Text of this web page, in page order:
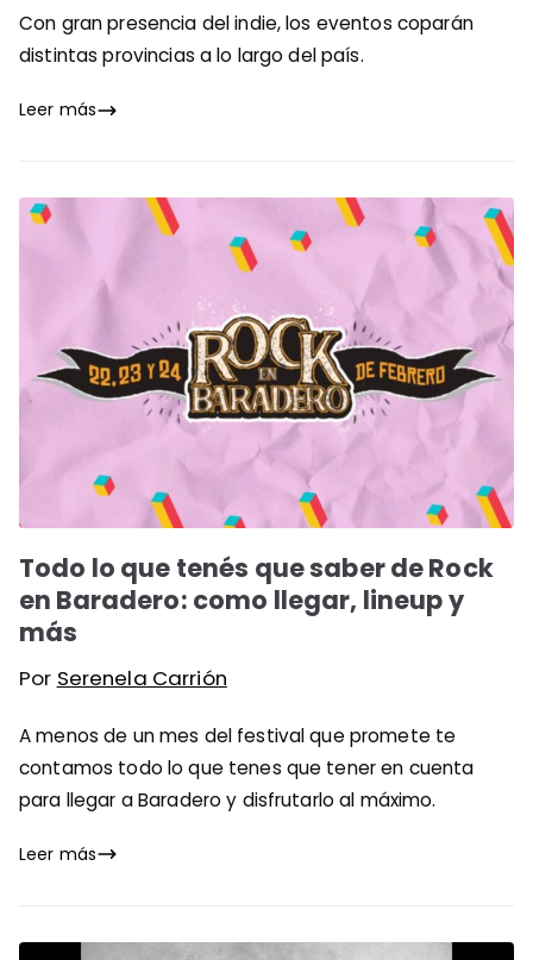
Con gran presencia del indie, los eventos coparán
distintas provincias a lo largo del país.
Leer más
Todo lo que tenés que saber de Rock
en Baradero: como llegar, lineup y
más
Por Serenela Carrión
A menos de un mes del festival que promete te
contamos todo lo que tenes que tener en cuenta
para llegar a Baradero y disfrutarlo al máximo.
Leer más